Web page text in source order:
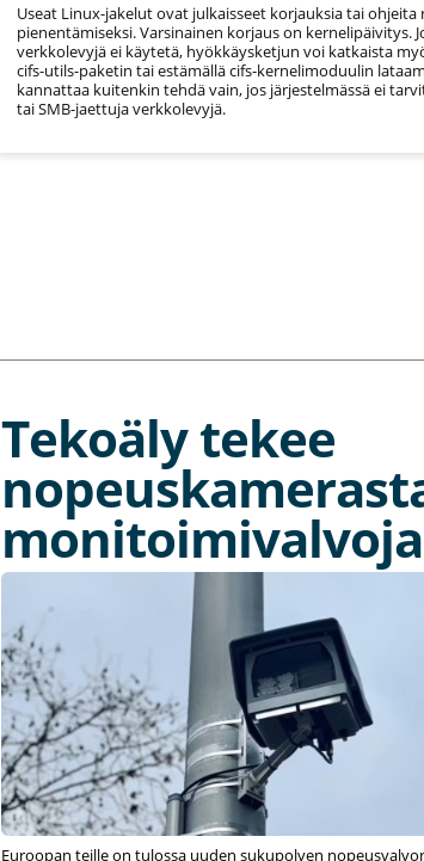
Useat Linux-jakelut ovat julkaisseet korjauksia tai ohjeita
pienentämiseksi. Varsinainen korjaus on kernelipäivitys.
verkkolevyjä ei käytetä, hyökkäysketjun voi katkaista
cifs-utils-paketin tai estämällä cifs-kernelimoduulin
kannattaa kuitenkin tehdä vain, jos järjestelmässä ei
tai SMB-jaettuja verkkolevyjä.
Tekoäly tekee
Euroopan teille on tulossa uuden sukupolven